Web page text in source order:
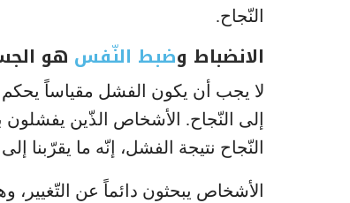
النّجاح.
الانضباط وضبط النّفس هو
لا يجب أن يكون الفشل مقياساً يحكم
إلى النّجاح. الأشخاص الذّين
النّجاح نتيجة الفشل، إنّه ما يقرّبنا
الأشخاص يبحثون دائماً عن التّغيير،